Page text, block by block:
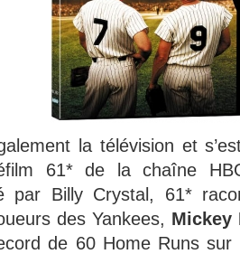
la télévision et
61* de la chaîne
par Billy Crystal, 61*
des Yankees, Mickey
de 60 Home Runs